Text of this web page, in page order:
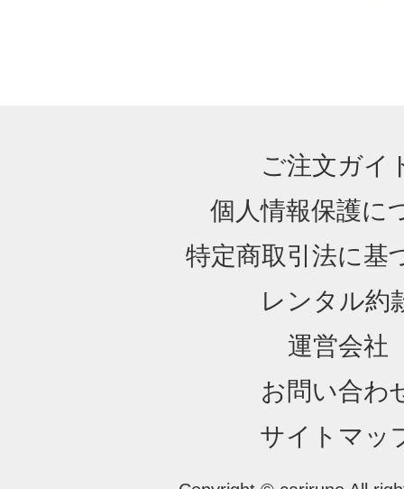
ご注文ガイ
個人情報保護に
特定商取引法に基
レンタル約
運営会社
お問い合わ
サイトマッ